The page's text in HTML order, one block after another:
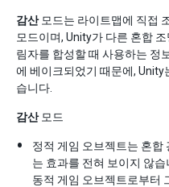
감산모드는 라이트맵에 직접
모드이며, Unity가 다른 혼합
림자를 합성할 때 사용하는 정
에 베이크되었기 때문에, Unity
습니다.
감산모드
정적 게임 오브젝트는 혼합
는 효과를 전혀 보이지 않
동적 게임 오브젝트로부터